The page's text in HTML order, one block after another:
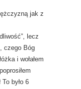
jak z
lecz
czego Bóg
i wołałem
było 6